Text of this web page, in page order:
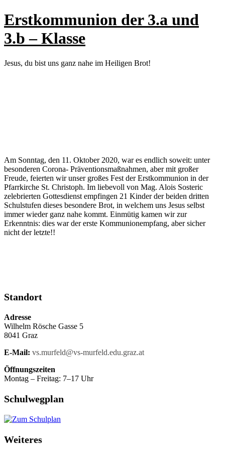
Erstkommunion der 3.a und
3.b – Klasse
Jesus, du bist uns ganz nahe im Heiligen Brot!
Am Sonntag, den 11. Oktober 2020, war es endlich soweit: unter
besonderen Corona- Präventionsmaßnahmen, aber mit großer
Freude, feierten wir unser großes Fest der Erstkommunion in der
Pfarrkirche St. Christoph. Im liebevoll von Mag. Alois Sosteric
zelebrierten Gottesdienst empfingen 21 Kinder der beiden dritten
Schulstufen dieses besondere Brot, in welchem uns Jesus selbst
immer wieder ganz nahe kommt. Einmütig kamen wir zur
Erkenntnis: dies war der erste Kommunionempfang, aber sicher
nicht der letzte!!
Standort
Adresse
Wilhelm Rösche Gasse 5
8041 Graz
E-Mail: vs.murfeld@vs-murfeld.edu.graz.at
Öffnungszeiten
Montag – Freitag: 7–17 Uhr
Schulwegplan
Weiteres